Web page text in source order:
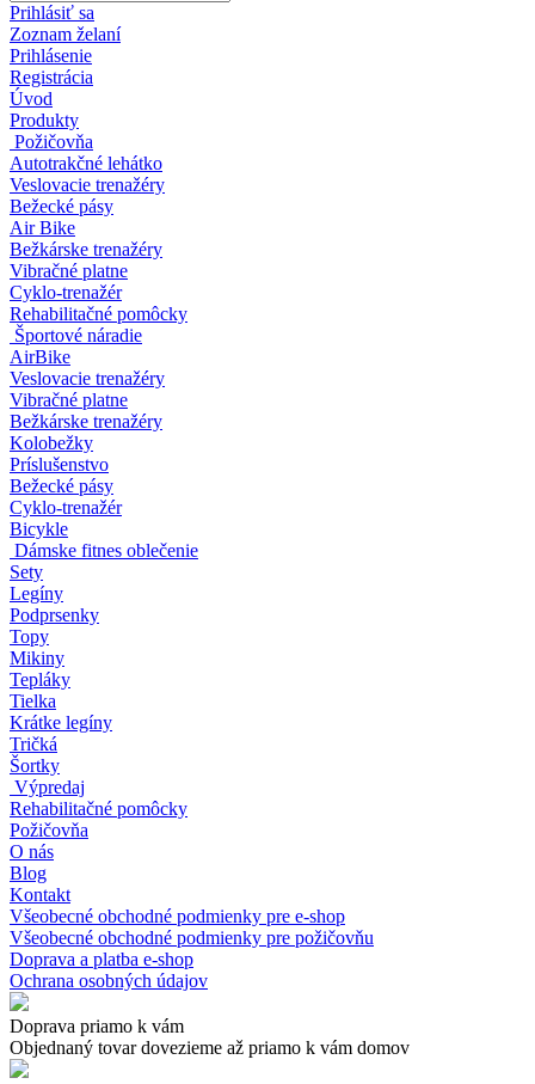
Prihlásiť sa
Zoznam želaní
Prihlásenie
Registrácia
Úvod
Produkty
Požičovňa
Autotrakčné lehátko
Veslovacie trenažéry
Bežecké pásy
Air Bike
Bežkárske trenažéry
Vibračné platne
Cyklo-trenažér
Rehabilitačné pomôcky
Športové náradie
AirBike
Veslovacie trenažéry
Vibračné platne
Bežkárske trenažéry
Kolobežky
Príslušenstvo
Bežecké pásy
Cyklo-trenažér
Bicykle
Dámske fitnes oblečenie
Sety
Legíny
Podprsenky
Topy
Mikiny
Tepláky
Tielka
Krátke legíny
Tričká
Šortky
Výpredaj
Rehabilitačné pomôcky
Požičovňa
O nás
Blog
Kontakt
Všeobecné obchodné podmienky pre e-shop
Všeobecné obchodné podmienky pre požičovňu
Doprava a platba e-shop
Ochrana osobných údajov
Doprava priamo k vám
Objednaný tovar dovezieme až priamo k vám domov